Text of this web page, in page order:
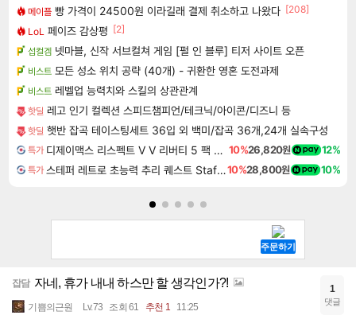
메이플 빵 가격이 24500원 이라길래 결제 취소하고 나왔다 [208]
LoL 페이즈 감상평 [2]
섭컬겜 넷마블, 신작 서브컬쳐 게임 [펄 인 블루] 티저 사이트 오픈
비스트 모든 성소 위치 공략 (40개) - 귀환한 영혼 도전과제
비스트 레벨업 능력치와 스킬의 상관관계
핫딜 레고 인기 컬렉션 스피드챔피언/테크닉/아이콘/디즈니 등
핫딜 햇반 잡곡 테이스팅세트 36입 외 백미/잡곡 36개,24개 실속구성
특가 디제이맥스 리스펙트 V V 리버티 5 팩 DJMAX RESPECT V V Liberty 5 Pack DLC 10%26,820원 12%
특가 스테퍼 레트로 초능력 추리 퀘스트 Staffer Retro A Supernatural Mystery Quest10%28,800원 10%
잡담 자네, 휴가 내내 하스만 할 생각인가?!
기쁨의근원 Lv.73 조회 61 추천 1 11:25
1
댓글